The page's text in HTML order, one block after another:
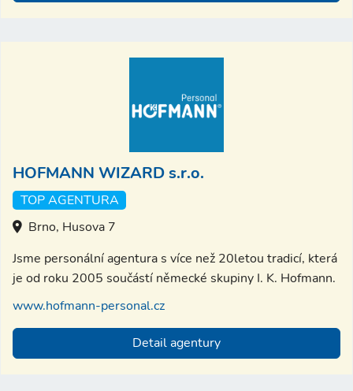
HOFMANN WIZARD s.r.o.
TOP AGENTURA
Brno, Husova 7
Jsme personální agentura s více než 20letou tradicí, která
je od roku 2005 součástí německé skupiny I. K. Hofmann.
www.hofmann-personal.cz
Detail agentury